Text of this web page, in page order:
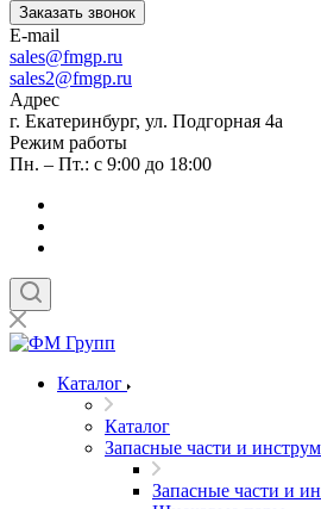
Заказать звонок
E-mail
sales@fmgp.ru
sales2@fmgp.ru
Адрес
г. Екатеринбург, ул. Подгорная 4а
Режим работы
Пн. – Пт.: с 9:00 до 18:00
Каталог
Каталог
Запасные части и
Запасные части и